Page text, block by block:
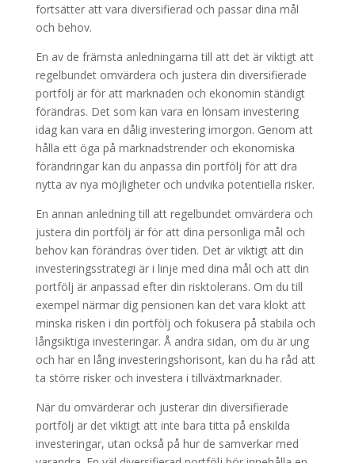
fortsätter att vara diversifierad och passar dina mål
och behov.
En av de främsta anledningarna till att det är viktigt att
regelbundet omvärdera och justera din diversifierade
portfölj är för att marknaden och ekonomin ständigt
förändras. Det som kan vara en lönsam investering
idag kan vara en dålig investering imorgon. Genom att
hålla ett öga på marknadstrender och ekonomiska
förändringar kan du anpassa din portfölj för att dra
nytta av nya möjligheter och undvika potentiella risker.
En annan anledning till att regelbundet omvärdera och
justera din portfölj är för att dina personliga mål och
behov kan förändras över tiden. Det är viktigt att din
investeringsstrategi är i linje med dina mål och att din
portfölj är anpassad efter din risktolerans. Om du till
exempel närmar dig pensionen kan det vara klokt att
minska risken i din portfölj och fokusera på stabila och
långsiktiga investeringar. Å andra sidan, om du är ung
och har en lång investeringshorisont, kan du ha råd att
ta större risker och investera i tillväxtmarknader.
När du omvärderar och justerar din diversifierade
portfölj är det viktigt att inte bara titta på enskilda
investeringar, utan också på hur de samverkar med